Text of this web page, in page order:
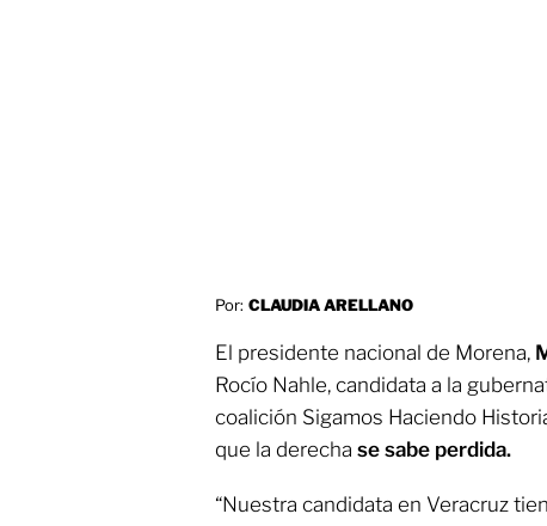
Por: CLAUDIA ARELLANO
El presidente nacional de Morena,
Rocío Nahle, candidata a la
coalición Sigamos Haciendo
que la derecha se sabe perdida.
“Nuestra candidata en Veracruz